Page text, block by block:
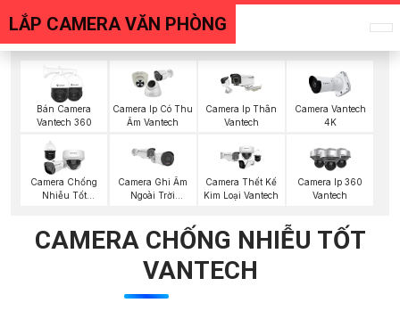
LẮP CAMERA VĂN PHÒNG
Bán Camera
Vantech 360
Camera Ip Có Thu
Âm Vantech
Camera Ip Thân
Vantech
Camera Vantech
4K
Camera Chống
Nhiễu Tốt
Camera Ghi Âm
Ngoài Trời
Camera Thết Kế
Kim Loại Vantech
Camera Ip 360
Vantech
CAMERA CHỐNG NHIỄU TỐT
VANTECH